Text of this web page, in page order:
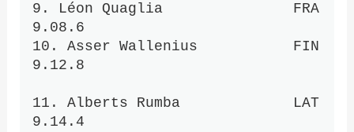
9. Léon Quaglia               FRA
9.08.6
10. Asser Wallenius           FIN
9.12.8
11. Alberts Rumba             LAT
9.14.4